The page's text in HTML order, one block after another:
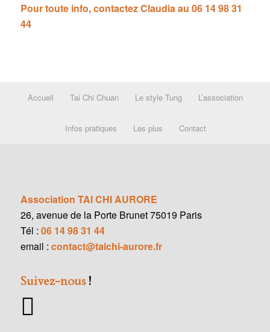
Pour toute info, contactez Claudia au 06 14 98 31
44
Accueil Tai Chi Chuan Le style Tung L’association
Infos pratiques Les plus Contact
Association TAI CHI AURORE
26, avenue de la Porte Brunet 75019 Paris
Tél : 06 14 98 31 44
email : contact@taichi-aurore.fr
Suivez-nous!